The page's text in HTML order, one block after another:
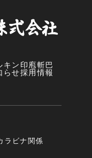
キン印 庖斬巴
らせ採用情報
ラビナ関係